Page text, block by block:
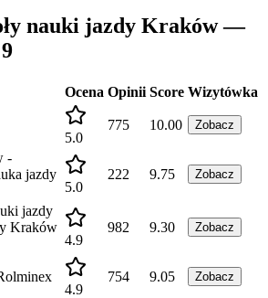
nauki jazdy Kraków —
Ocena Opinii Score Wizytówka
5.0
775 10.00 Zobacz
-
jazdy
5.0
222 9.75 Zobacz
jazdy
Kraków
4.9
982 9.30 Zobacz
4.9
754 9.05 Zobacz